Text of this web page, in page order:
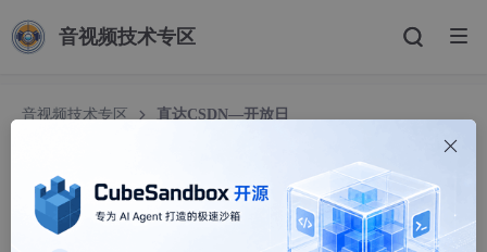
音视频技术专区
音视频技术专区 直达CSDN—开放日